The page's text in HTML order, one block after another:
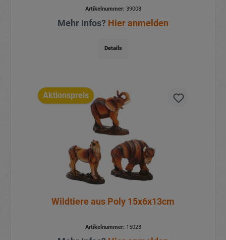
Artikelnummer:39008
Mehr Infos? Hier anmelden
Details
Aktionspreis
Wildtiere aus Poly 15x6x13cm
Artikelnummer:15028